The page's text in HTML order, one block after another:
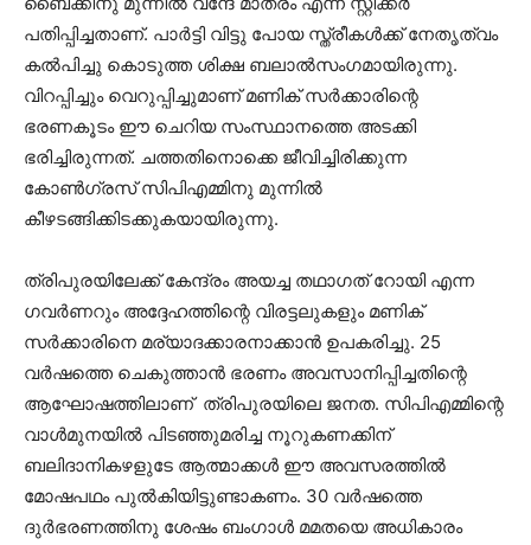
പതിപ്പിച്ചതാണ്. പാര്‍ട്ടി വിട്ടു പോയ സ്ത്രീകള്‍ക്ക് നേതൃത്വം
കല്‍പിച്ചു കൊടുത്ത ശിക്ഷ ബലാല്‍സംഗമായിരുന്നു.
വിറപ്പിച്ചും വെറുപ്പിച്ചുമാണ് മണിക് സര്‍ക്കാരിന്റെ
ഭരണകൂടം ഈ ചെറിയ സംസ്ഥാനത്തെ അടക്കി
ഭരിച്ചിരുന്നത്. ചത്തതിനൊക്കെ ജീവിച്ചിരിക്കുന്ന
കോണ്‍ഗ്രസ് സിപിഎമ്മിനു മുന്നില്‍
കീഴടങ്ങിക്കിടക്കുകയായിരുന്നു.
ത്രിപുരയിലേക്ക് കേന്ദ്രം അയച്ച തഥാഗത് റോയി എന്ന
ഗവര്‍ണറും അദ്ദേഹത്തിന്റെ വിരട്ടലുകളും മണിക്
സര്‍ക്കാരിനെ മര്യാദക്കാരനാക്കാന്‍ ഉപകരിച്ചു. 25
വര്‍ഷത്തെ ചെകുത്താന്‍ ഭരണം അവസാനിപ്പിച്ചതിന്റെ
ആഘോഷത്തിലാണ് ത്രിപുരയിലെ ജനത. സിപിഎമ്മിന്റെ
വാള്‍മുനയില്‍ പിടഞ്ഞുമരിച്ച നൂറുകണക്കിന്
ബലിദാനികഴളുടേ ആത്മാക്കള്‍ ഈ അവസരത്തില്‍
മോഷപഥം പുല്‍കിയിട്ടുണ്ടാകണം. 30 വര്‍ഷത്തെ
ദുര്‍ഭരണത്തിനു ശേഷം ബംഗാള്‍ മമതയെ അധികാരം